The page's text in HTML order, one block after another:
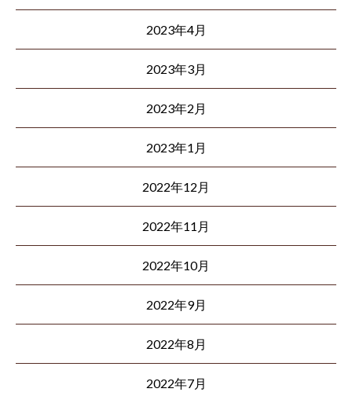
2023年4月
2023年3月
2023年2月
2023年1月
2022年12月
2022年11月
2022年10月
2022年9月
2022年8月
2022年7月